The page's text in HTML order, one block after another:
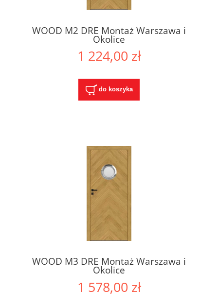
WOOD M2 DRE Montaż Warszawa i
Okolice
1 224,00 zł
do koszyka
WOOD M3 DRE Montaż Warszawa i
Okolice
1 578,00 zł